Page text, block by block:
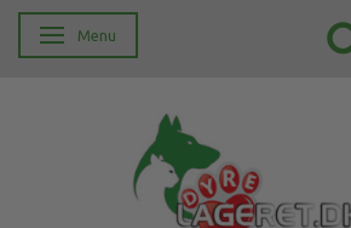
Skifte navigation
Menu